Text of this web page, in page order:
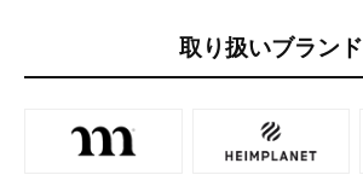
取り扱いブランド